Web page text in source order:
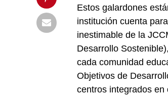
Estos galardones
institución cuenta
inestimable de la
Desarrollo
cada comunidad
Objetivos de
centros integrados